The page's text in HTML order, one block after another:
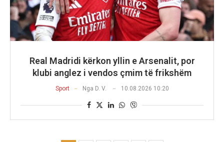
Real Madridi kërkon yllin e Arsenalit, por
klubi anglez i vendos çmim të frikshëm
Sport Nga D. V. 10.08.2026 10:20